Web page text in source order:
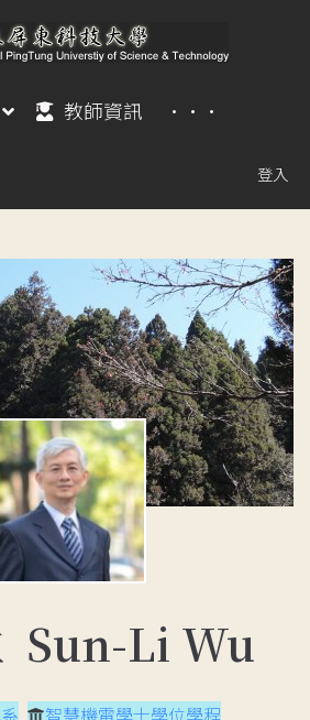
教師資訊 ···
登入
Sun-Li Wu
智慧機電學士學位學程